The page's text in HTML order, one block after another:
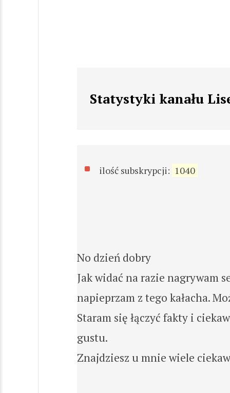
Statystyki kanału
ilość subskrypcji: 1040
No dzień dobry
Jak widać na razie nagrywam
napieprzam z tego kałacha.
Staram się łączyć fakty i
gustu.
Znajdziesz u mnie wiele